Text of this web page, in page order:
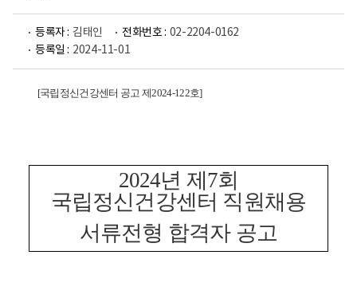
등록자 : 김태인 전화번호 : 02-2204-0162
등록일 : 2024-11-01
[국립정신건강센터 공고 제2024-122호]
2024년 제 7회
국립정신건강센터 직원채용
서류전형 합격자 공고